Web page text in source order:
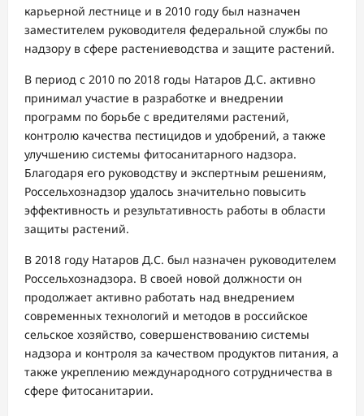
карьерной лестнице и в 2010 году был назначен
заместителем руководителя федеральной службы по
надзору в сфере растениеводства и защите растений.
В период с 2010 по 2018 годы Натаров Д.С. активно
принимал участие в разработке и внедрении
программ по борьбе с вредителями растений,
контролю качества пестицидов и удобрений, а также
улучшению системы фитосанитарного надзора.
Благодаря его руководству и экспертным решениям,
Россельхознадзор удалось значительно повысить
эффективность и результативность работы в области
защиты растений.
В 2018 году Натаров Д.С. был назначен руководителем
Россельхознадзора. В своей новой должности он
продолжает активно работать над внедрением
современных технологий и методов в российское
сельское хозяйство, совершенствованию системы
надзора и контроля за качеством продуктов питания, а
также укреплению международного сотрудничества в
сфере фитосанитарии.